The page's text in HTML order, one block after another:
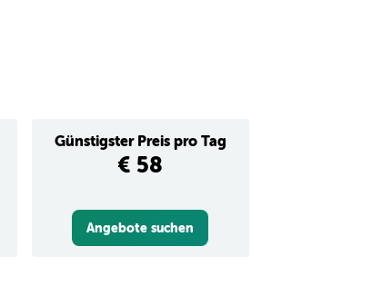
Günstigster Preis pro Tag
€ 58
Angebote suchen